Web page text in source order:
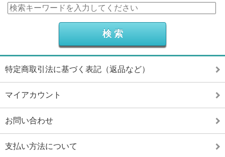
特定商取引法に基づく表記（返品など）
マイアカウント
お問い合わせ
支払い方法について